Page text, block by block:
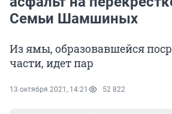
Семьи Шамшиных
Из ямы, образовавшейся
части, идет пар
13 октября 2021, 14:21 52 822